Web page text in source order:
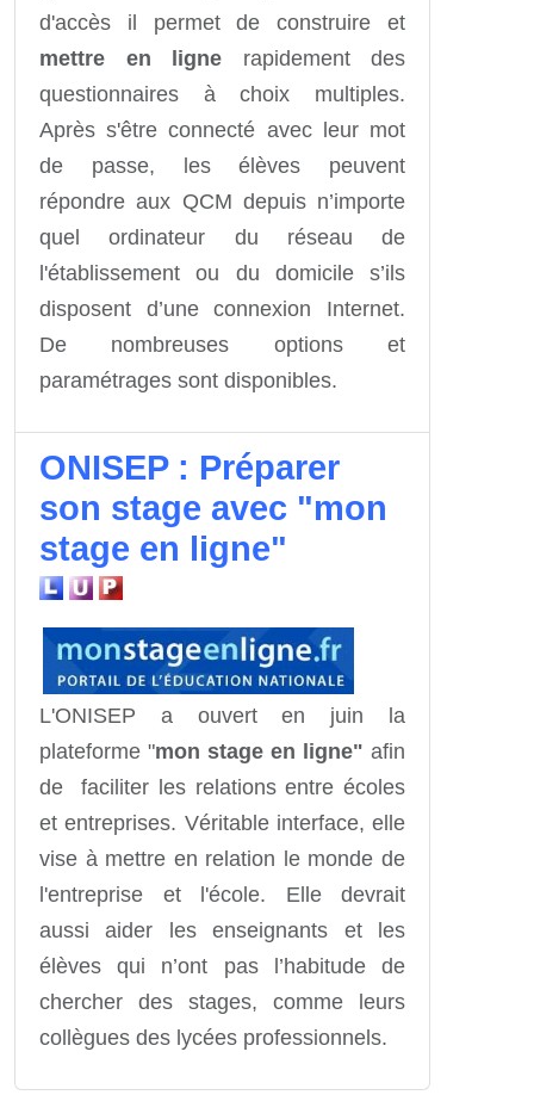
d'accès il permet de construire et
mettre en ligne rapidement des
questionnaires à choix multiples.
Après s'être connecté avec leur mot
de passe, les élèves peuvent
répondre aux QCM depuis n’importe
quel ordinateur du réseau de
l'établissement ou du domicile s’ils
disposent d’une connexion Internet.
De nombreuses options et
paramétrages sont disponibles.
ONISEP : Préparer
son stage avec "mon
stage en ligne"
L'ONISEP a ouvert en juin la
plateforme "mon stage en ligne" afin
de faciliter les relations entre écoles
et entreprises. Véritable interface, elle
vise à mettre en relation le monde de
l'entreprise et l'école. Elle devrait
aussi aider les enseignants et les
élèves qui n’ont pas l’habitude de
chercher des stages, comme leurs
collègues des lycées professionnels.